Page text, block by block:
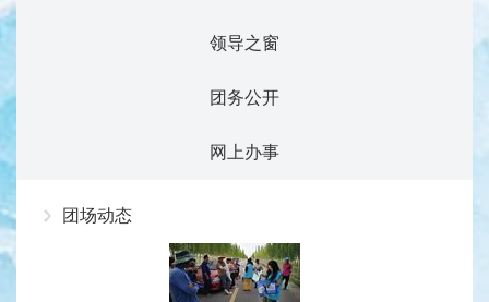
领导之窗
团务公开
网上办事
团场动态